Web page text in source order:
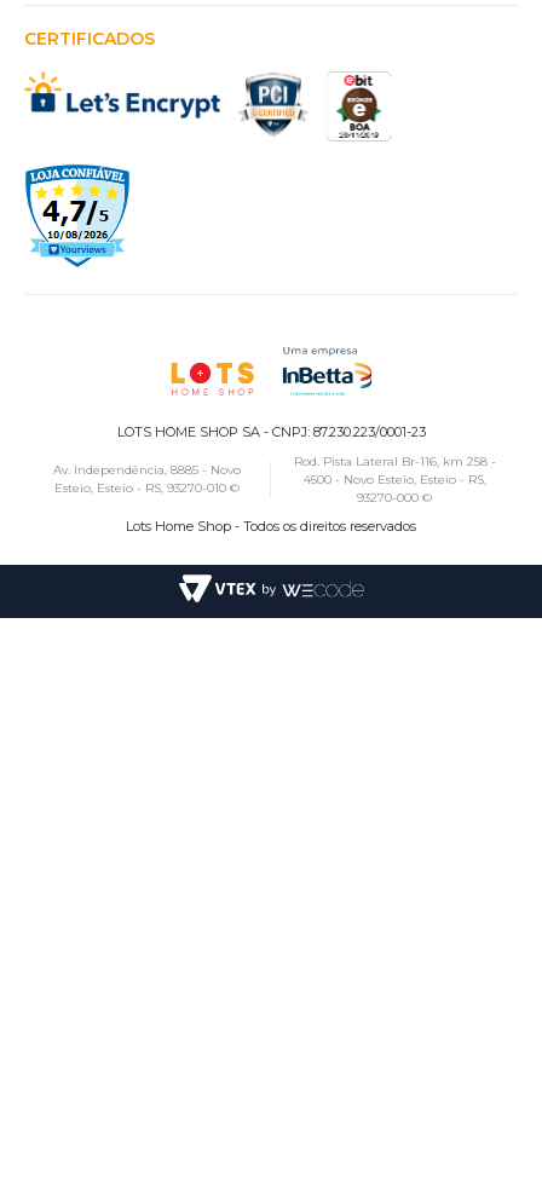
CERTIFICADOS
LOTS HOME SHOP SA - CNPJ: 87.230.223/0001-23
Av. Independência, 8885 - Novo
Esteio, Esteio - RS, 93270-010 ©
Rod. Pista Lateral Br-116, km 258 -
4500 - Novo Esteio, Esteio - RS,
93270-000 ©
Lots Home Shop - Todos os direitos reservados